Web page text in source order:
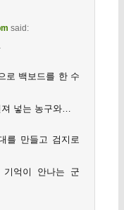
said:
로 백보드를 한 수
넣는 농구와…
를 만들고 검지로
기억이 안나는 군